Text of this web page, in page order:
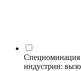
Спецноминация
индустрии: